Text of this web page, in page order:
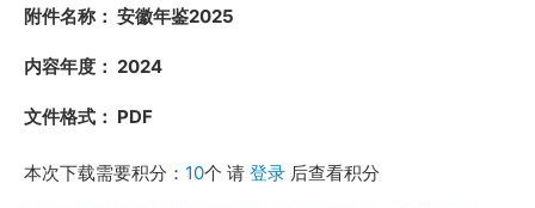
附件名称： 安徽年鉴2025
内容年度： 2024
文件格式： PDF
本次下载需要积分： 10个 请 登录 后查看积分